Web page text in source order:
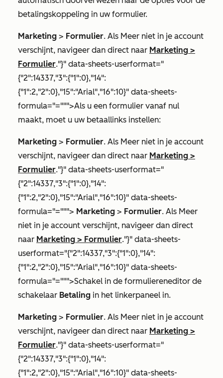
betalingskoppeling in uw formulier.
Marketing > Formulier. Als Meer niet in je account
verschijnt, navigeer dan direct naar Marketing >
Formulier."}" data-sheets-userformat="
{"2":14337,"3":{"1":0},"14":
{"1":2,"2":0},"15":"Arial","16":10}" data-sheets-
formula="=""">Als u een formulier vanaf nul
maakt, moet u uw betaallinks instellen:
Marketing > Formulier. Als Meer niet in je account
verschijnt, navigeer dan direct naar Marketing >
Formulier."}" data-sheets-userformat="
{"2":14337,"3":{"1":0},"14":
{"1":2,"2":0},"15":"Arial","16":10}" data-sheets-
formula="="""> Marketing > Formulier. Als Meer
niet in je account verschijnt, navigeer dan direct
naar Marketing > Formulier."}" data-sheets-
userformat="{"2":14337,"3":{"1":0},"14":
{"1":2,"2":0},"15":"Arial","16":10}" data-sheets-
formula="=""">Schakel in de formuliereneditor de
schakelaar Betaling in het linkerpaneel in.
Marketing > Formulier. Als Meer niet in je account
verschijnt, navigeer dan direct naar Marketing >
Formulier."}" data-sheets-userformat="
{"2":14337,"3":{"1":0},"14":
{"1":2,"2":0},"15":"Arial","16":10}" data-sheets-